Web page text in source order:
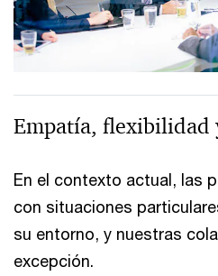
Empatía, flexibilidad
En el contexto actual, las
con situaciones
su entorno, y nuestras
excepción.